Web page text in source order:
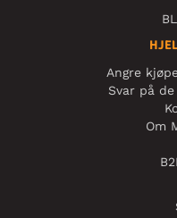
Angre
Svar på
Om